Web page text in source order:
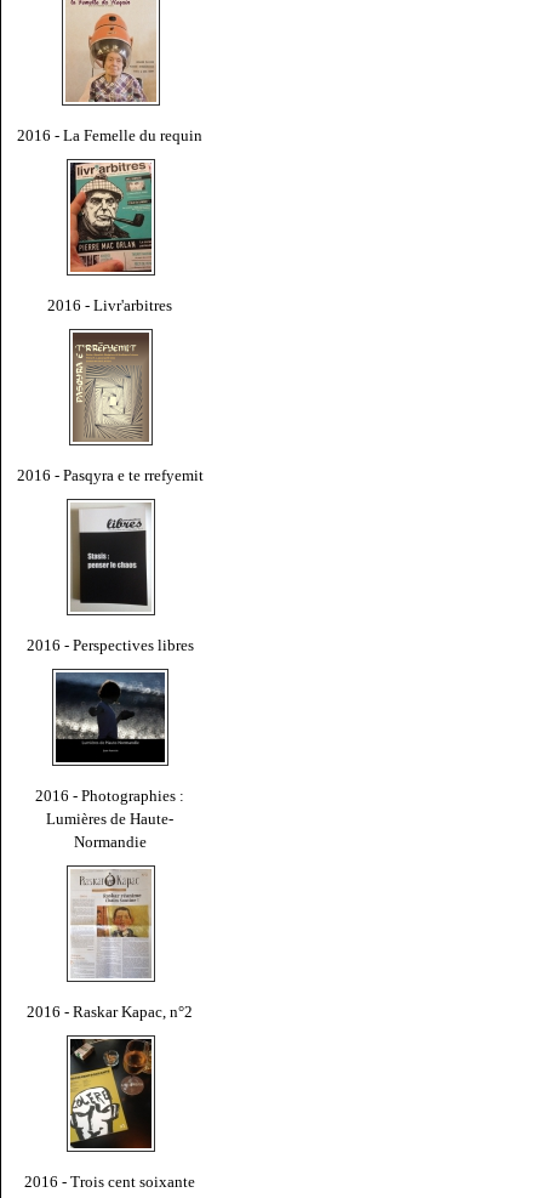
2016 - La Femelle du requin
2016 - Livr'arbitres
2016 - Pasqyra e te rrefyemit
2016 - Perspectives libres
2016 - Photographies :
Lumières de Haute-
Normandie
2016 - Raskar Kapac, n°2
2016 - Trois cent soixante